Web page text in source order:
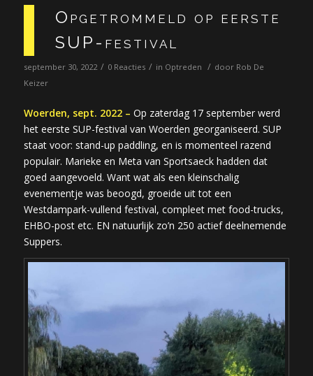
Opgetrommeld op eerste
SUP-festival
september 30, 2022 / 0 Reacties / in Optreden / door Rob De
Keizer
Woerden, sept. 2022 – Op zaterdag 17 september werd
het eerste SUP-festival van Woerden georganiseerd. SUP
staat voor: stand-up paddling, en is momenteel razend
populair. Marieke en Meta van Sportsaeck hadden dat
goed aangevoeld. Want wat als een kleinschalig
evenementje was beoogd, groeide uit tot een
Westdampark-vullend festival, compleet met food-trucks,
EHBO-post etc. EN natuurlijk zo’n 250 actief deelnemende
Suppers.